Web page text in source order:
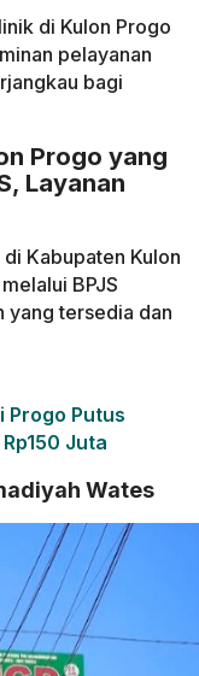
di Kulon Progo
pelayanan
bagi
Progo yang
Layanan
di Kabupaten Kulon
melalui BPJS
yangtersedia dan
Progo Putus
Juta
Wates